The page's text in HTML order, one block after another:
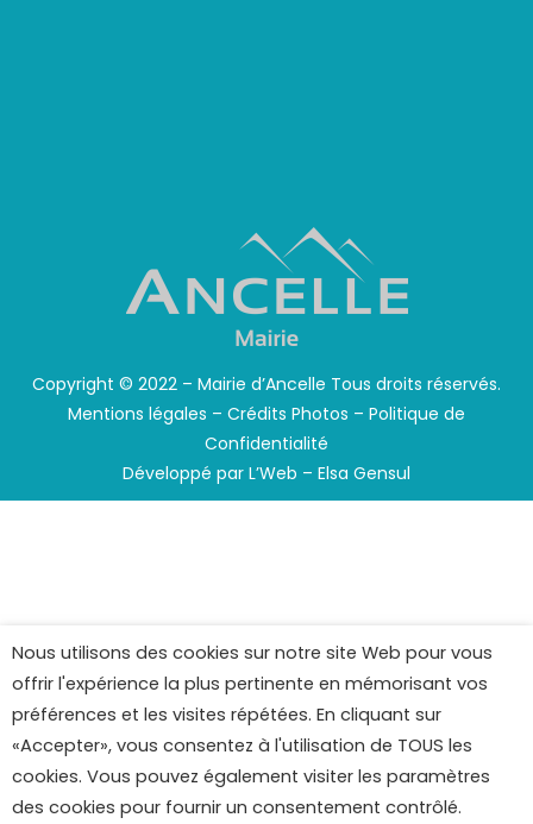
Copyright © 2022 – Mairie d’Ancelle Tous droits réservés.
Mentions légales – Crédits Photos – Politique de
Confidentialité
Développé par L’Web – Elsa Gensul
Nous utilisons des cookies sur notre site Web pour vous
offrir l'expérience la plus pertinente en mémorisant vos
préférences et les visites répétées. En cliquant sur
«Accepter», vous consentez à l'utilisation de TOUS les
cookies. Vous pouvez également visiter les paramètres
des cookies pour fournir un consentement contrôlé.